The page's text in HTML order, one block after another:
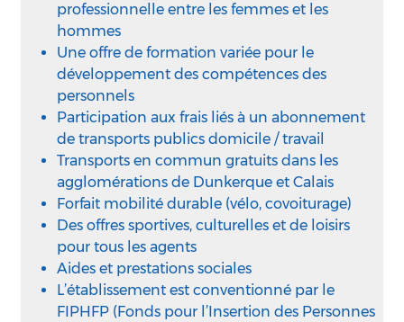
professionnelle entre les femmes et les
hommes
Une offre de formation variée pour le
développement des compétences des
personnels
Participation aux frais liés à un abonnement
de transports publics domicile / travail
Transports en commun gratuits dans les
agglomérations de Dunkerque et Calais
Forfait mobilité durable (vélo, covoiturage)
Des offres sportives, culturelles et de loisirs
pour tous les agents
Aides et prestations sociales
L’établissement est conventionné par le
FIPHFP (Fonds pour l’Insertion des Personnes